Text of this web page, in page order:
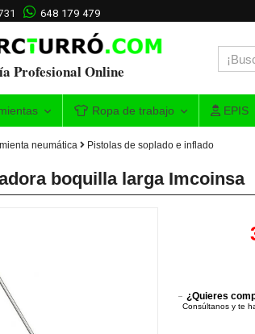
648 179 479
Profesional Online
Ropa de trabajo EPIS
neumática Pistolas de soplado e inflado
boquilla larga Imcoinsa
¿Quieres
Consúltanos y te